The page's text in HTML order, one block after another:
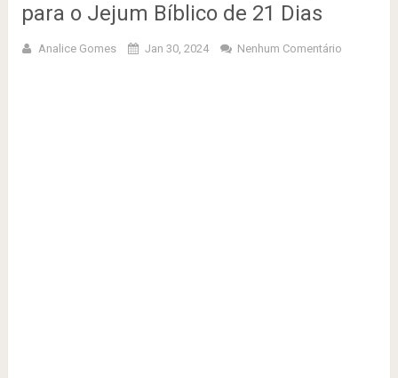
para o Jejum Bíblico de 21 Dias
Analice Gomes Jan 30, 2024 Nenhum Comentário